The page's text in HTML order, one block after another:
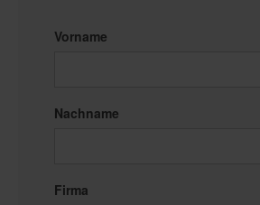
Vorname
Nachname
Firma